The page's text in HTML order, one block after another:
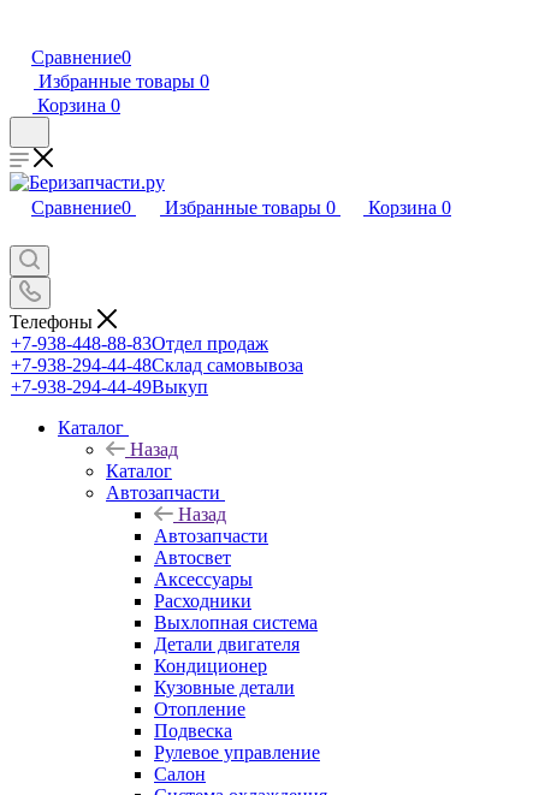
Сравнение0
Избранные товары 0
Корзина 0
Сравнение0 Избранные товары 0 Корзина 0
Телефоны
+7-938-448-88-83Отдел продаж
+7-938-294-44-48Склад самовывоза
+7-938-294-44-49Выкуп
Каталог
Назад
Каталог
Автозапчасти
Назад
Автозапчасти
Автосвет
Аксессуары
Расходники
Выхлопная система
Детали двигателя
Кондиционер
Кузовные детали
Отопление
Подвеска
Рулевое управление
Салон